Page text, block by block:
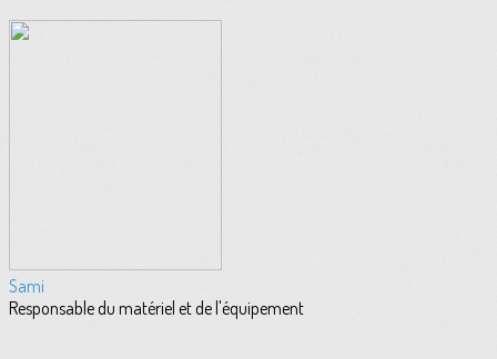
Sami
Responsable du matériel et de l'équipement